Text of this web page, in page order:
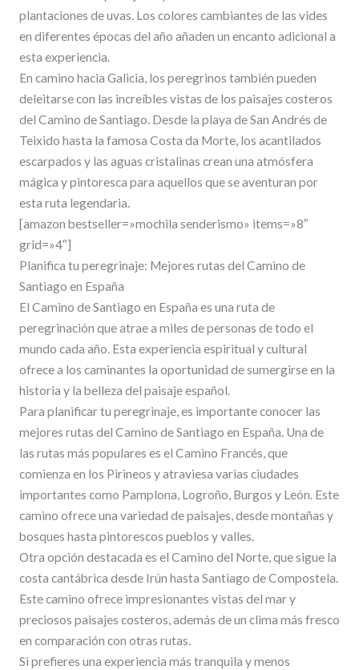
plantaciones de uvas. Los colores cambiantes de las vides
en diferentes épocas del año añaden un encanto adicional a
esta experiencia.
En camino hacia Galicia, los peregrinos también pueden
deleitarse con las increíbles vistas de los paisajes costeros
del Camino de Santiago. Desde la playa de San Andrés de
Teixido hasta la famosa Costa da Morte, los acantilados
escarpados y las aguas cristalinas crean una atmósfera
mágica y pintoresca para aquellos que se aventuran por
esta ruta legendaria.
[amazon bestseller=»mochila senderismo» items=»8″
grid=»4″]
Planifica tu peregrinaje: Mejores rutas del Camino de
Santiago en España
El Camino de Santiago en España es una ruta de
peregrinación que atrae a miles de personas de todo el
mundo cada año. Esta experiencia espiritual y cultural
ofrece a los caminantes la oportunidad de sumergirse en la
historia y la belleza del paisaje español.
Para planificar tu peregrinaje, es importante conocer las
mejores rutas del Camino de Santiago en España. Una de
las rutas más populares es el Camino Francés, que
comienza en los Pirineos y atraviesa varias ciudades
importantes como Pamplona, Logroño, Burgos y León. Este
camino ofrece una variedad de paisajes, desde montañas y
bosques hasta pintorescos pueblos y valles.
Otra opción destacada es el Camino del Norte, que sigue la
costa cantábrica desde Irún hasta Santiago de Compostela.
Este camino ofrece impresionantes vistas del mar y
preciosos paisajes costeros, además de un clima más fresco
en comparación con otras rutas.
Si prefieres una experiencia más tranquila y menos